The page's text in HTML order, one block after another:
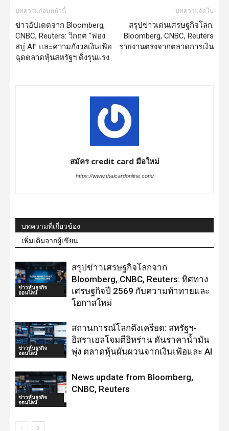
บทความก่อนหน้านี้
ข่าวอัปเดตจาก Bloomberg,
CNBC, Reuters: วิกฤต “ฟอง
สบู่ AI” และความกังวลเงินเฟ้อ
ฉุดตลาดหุ้นสหรัฐฯ ดิ่งรุนแรง
บทความถัดไป
สรุปข่าวเด่นเศรษฐกิจโลก:
Bloomberg, CNBC, Reuters
รายงานตรงจากตลาดการเงิน
สมัคร credit card มือใหม่
https://www.thaicardonline.com/
บทความที่เกี่ยวข้อง
เพิ่มเติมจากผู้เขียน
ข่าวหุ้นธุรกิจ
ออนไลน์
สรุปข่าวเศรษฐกิจโลกจาก
Bloomberg, CNBC, Reuters: ทิศทาง
เศรษฐกิจปี 2569 กับความท้าทายและ
โอกาสใหม่
ข่าวหุ้นธุรกิจ
ออนไลน์
สถานการณ์โลกตึงเครียด: สหรัฐฯ-
อิสราเอลโจมตีอิหร่าน ดันราคาน้ำมัน
พุ่ง ตลาดหุ้นผันผวนจากเงินเฟ้อและ AI
ข่าวหุ้นธุรกิจ
ออนไลน์
News update from Bloomberg,
CNBC, Reuters